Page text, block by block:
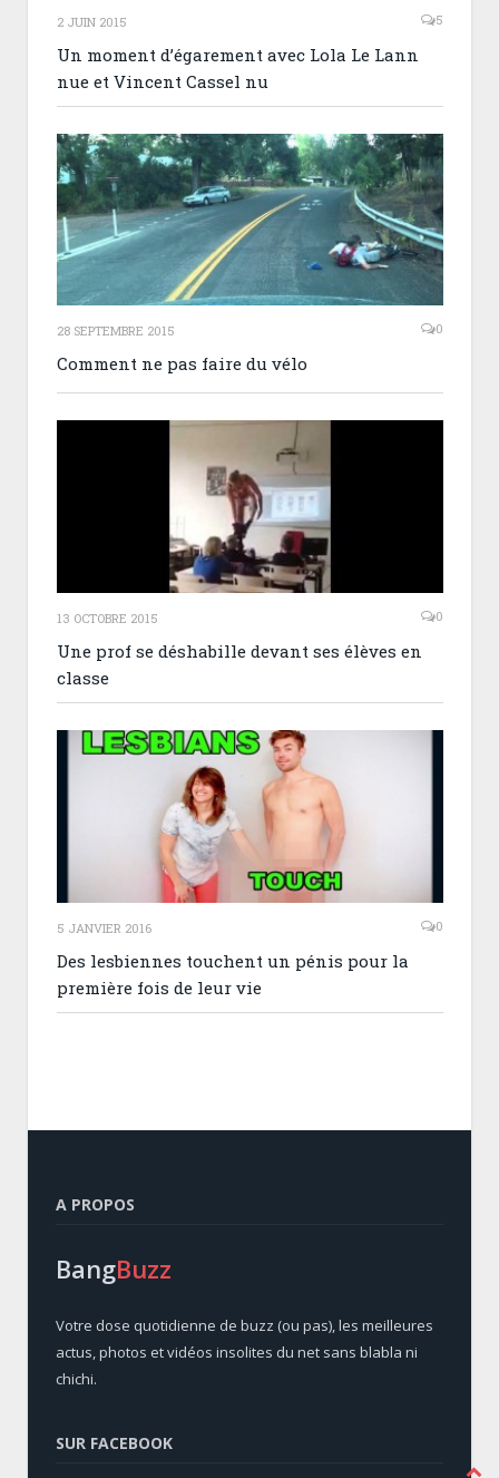
2 JUIN 2015 5
Un moment d’égarement avec Lola Le Lann
nue et Vincent Cassel nu
28 SEPTEMBRE 2015 0
Comment ne pas faire du vélo
13 OCTOBRE 2015 0
Une prof se déshabille devant ses élèves en
classe
5 JANVIER 2016 0
Des lesbiennes touchent un pénis pour la
première fois de leur vie
A PROPOS
BangBuzz
Votre dose quotidienne de buzz (ou pas), les meilleures
actus, photos et vidéos insolites du net sans blabla ni
chichi.
SUR FACEBOOK